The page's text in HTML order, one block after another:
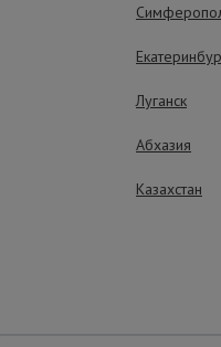
Инвертор
охлаждения
стабильную
суровых
Все под
Луганск
Абхазия
Казахстан